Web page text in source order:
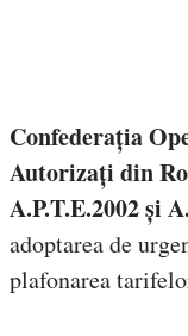
Confederația
Autorizați din
A.P.T.E.2002 și
adoptarea de
plafonarea